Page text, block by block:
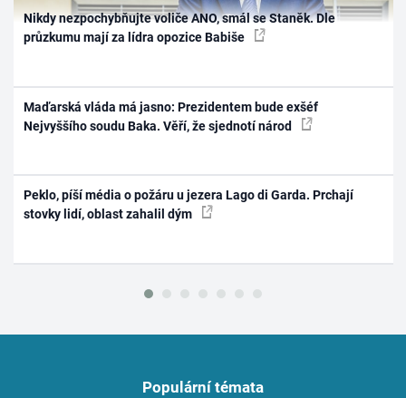
Nikdy nezpochybňujte voliče ANO, smál se Staněk. Dle
průzkumu mají za lídra opozice Babiše
Maďarská vláda má jasno: Prezidentem bude exšéf
Nejvyššího soudu Baka. Věří, že sjednotí národ
Peklo, píší média o požáru u jezera Lago di Garda. Prchají
stovky lidí, oblast zahalil dým
Populární témata